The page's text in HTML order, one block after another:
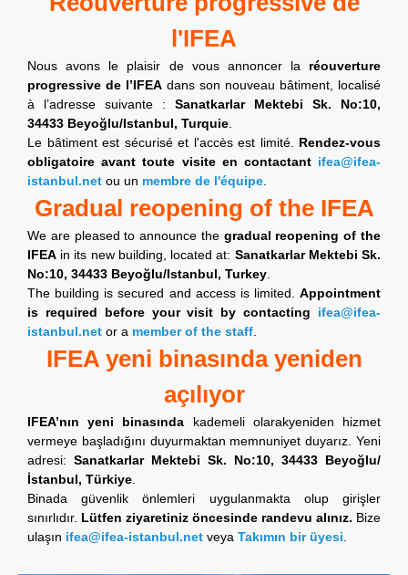
l'IFEA
Nous avons le plaisir de vous annoncer la réouverture
progressive de l’IFEA dans son nouveau bâtiment, localisé
à l’adresse suivante : Sanatkarlar Mektebi Sk. No:10,
34433 Beyoğlu/Istanbul, Turquie
Le bâtiment est sécurisé et l'accès est limité. Rendez-vous
obligatoire avant toute visite en contactant ifea@ifea-
istanbul.net ou un membre de l'équipe
Gradual reopening of the IFEA
We are pleased to announce the gradual reopening of the
IFEA in its new building, located at: Sanatkarlar Mektebi Sk.
No:10, 34433 Beyoğlu/Istanbul, Turkey
The building is secured and access is limited. Appointment
is required before your visit by contacting ifea@ifea-
istanbul.net or a member of the staff
IFEA yeni binasında yeniden
açılıyor
IFEA’nın yeni binasında kademeli olarakyeniden hizmet
vermeye başladığını duyurmaktan memnuniyet duyarız. Yeni
adresi: Sanatkarlar Mektebi Sk. No:10, 34433 Beyoğlu/
İstanbul, Türkiye
Binada güvenlik önlemleri uygulanmakta olup girişler
sınırlıdır. Lütfen ziyaretiniz öncesinde randevu alınız. Bize
ulaşın ifea@ifea-istanbul.net veya Takımın bir üyesi